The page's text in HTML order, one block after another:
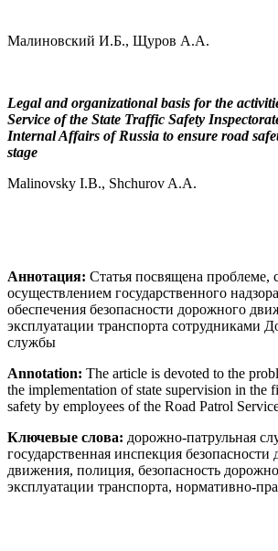
Малиновский И.Б., Щуров А.А.
Legal and organizational basis for the
Service of the State Traffic Safety
Internal Affairs of Russia to ensure road
stage
Malinovsky I.B., Shchurov A.A.
Аннотация: Статья посвящена проблеме,
осуществлением государственного
обеспечения безопасности дорожного
эксплуатации транспорта сотрудниками
службы
Annotation: The article is devoted to the
the implementation of state supervision in the
safety by employees of the Road Patrol
Ключевые слова: дорожно-патрульная
государственная инспекция безопасности
движения, полиция, безопасность
эксплуатации транспорта, нормативно-